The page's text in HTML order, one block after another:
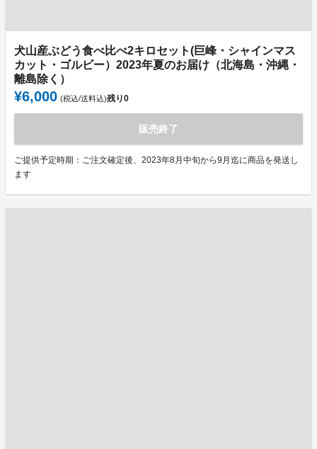
犬山産ぶどう食べ比べ2キロセット(巨峰・シャインマス
カット・ゴルビー）2023年夏のお届け（北海島・沖縄・
離島除く）
¥6,000 (税込/送料込)残り0
販売終了
ご提供予定時期：ご注文確定後、2023年8月中旬から9月迄に商品を発送し
ます